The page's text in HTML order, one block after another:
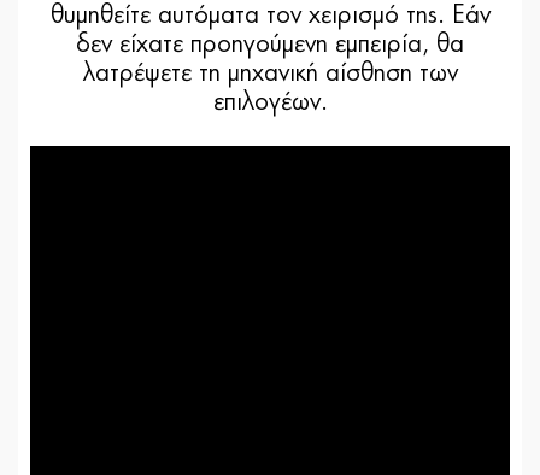
θυμηθείτε αυτόματα τον χειρισμό της. Εάν
δεν είχατε προηγούμενη εμπειρία, θα
λατρέψετε τη μηχανική αίσθηση των
επιλογέων.